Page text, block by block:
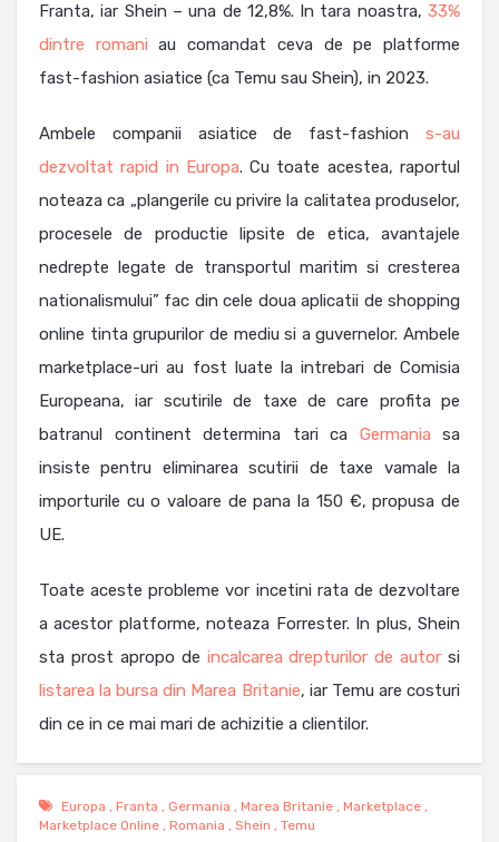
Franta, iar Shein – una de 12,8%. In tara noastra, 33%
dintre romani au comandat ceva de pe platforme
fast-fashion asiatice (ca Temu sau Shein), in 2023.
Ambele companii asiatice de fast-fashion s-au
dezvoltat rapid in Europa. Cu toate acestea, raportul
noteaza ca „plangerile cu privire la calitatea produselor,
procesele de productie lipsite de etica, avantajele
nedrepte legate de transportul maritim si cresterea
nationalismului” fac din cele doua aplicatii de shopping
online tinta grupurilor de mediu si a guvernelor. Ambele
marketplace-uri au fost luate la intrebari de Comisia
Europeana, iar scutirile de taxe de care profita pe
batranul continent determina tari ca Germania sa
insiste pentru eliminarea scutirii de taxe vamale la
importurile cu o valoare de pana la 150 €, propusa de
UE.
Toate aceste probleme vor incetini rata de dezvoltare
a acestor platforme, noteaza Forrester. In plus, Shein
sta prost apropo de incalcarea drepturilor de autor si
listarea la bursa din Marea Britanie, iar Temu are costuri
din ce in ce mai mari de achizitie a clientilor.
Europa , Franta , Germania , Marea Britanie , Marketplace ,
Marketplace Online , Romania , Shein , Temu